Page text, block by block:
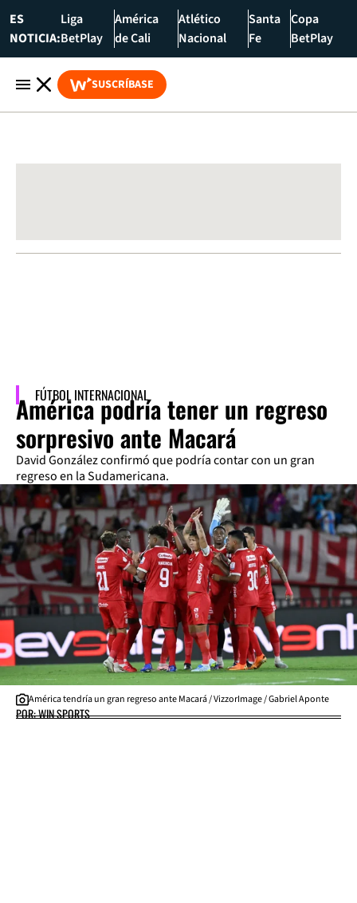
ES
NOTICIA:
Liga
BetPlay
América
de Cali
Atlético
Nacional
Santa
Fe
Copa
BetPlay
SUSCRÍBASE
FÚTBOL INTERNACIONAL
América podría tener un regreso
sorpresivo ante Macará
David González confirmó que podría contar con un gran
regreso en la Sudamericana.
América tendría un gran regreso ante Macará / VizzorImage / Gabriel Aponte
POR: WIN SPORTS